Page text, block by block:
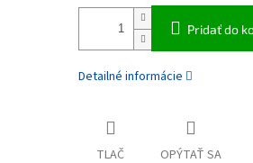
Pridať do
Detailné informácie
TLAČ OPÝTAŤ SA